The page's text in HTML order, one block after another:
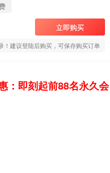
立即购买
！建议登陆后购买，可保存购买订单
：即刻起前88名永久会